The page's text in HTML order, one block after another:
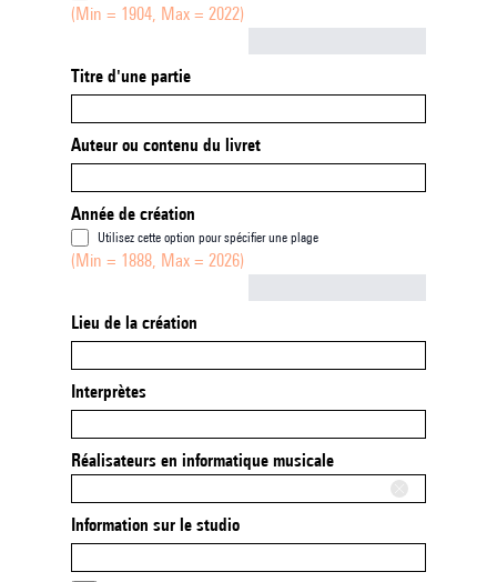
(Min = 1904, Max = 2022)
Titre d'une partie
Auteur ou contenu du livret
Année de création
Utilisez cette option pour spécifier une plage
(Min = 1888, Max = 2026)
Lieu de la création
Interprètes
Réalisateurs en informatique musicale
Information sur le studio